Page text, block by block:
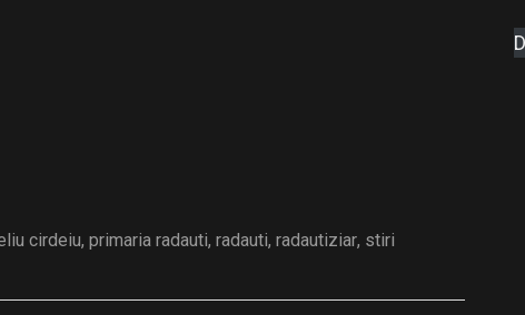
cirdeiu, primaria radauti, radauti, radautiziar, stiri